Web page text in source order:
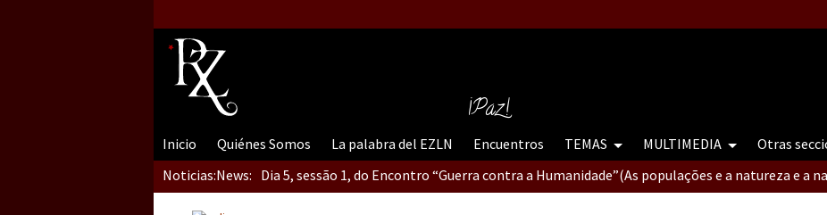
¡Paz!
Inicio Quiénes Somos La palabra del EZLN Encuentros TEMAS MULTIMEDIA Otras
Noticias:News:
Dia 5, Sessão 2, Encontro “Guerra contra la Humanidad”
Dia 5, sessão 1, do Encontro “Guerra contra a Humanidade”(As populações e a natureza e a